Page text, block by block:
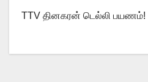
TTV தினகரன் டெல்லி பயணம்!